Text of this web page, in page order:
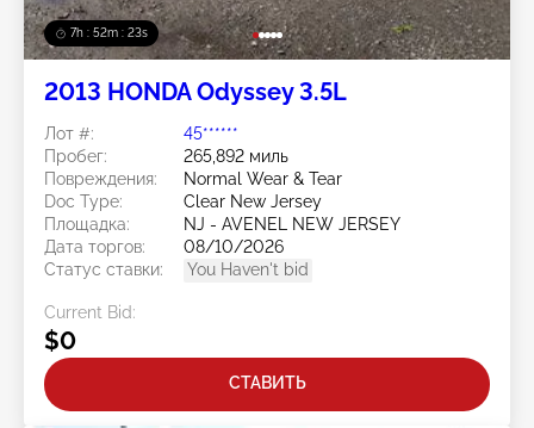
7h : 52m : 20s
2013 HONDA Odyssey 3.5L
Лот #:
45******
Пробег:
265,892 миль
Повреждения:
Normal Wear & Tear
Doc Type:
Clear New Jersey
Площадка:
NJ - AVENEL NEW JERSEY
Дата торгов:
08/10/2026
Статус ставки:
You Haven't bid
Current Bid:
$0
СТАВИТЬ